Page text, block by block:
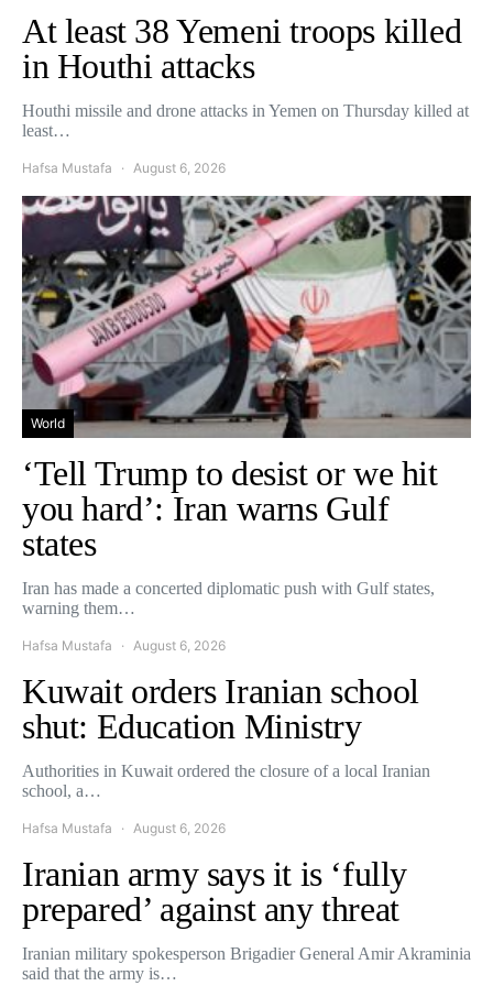
At least 38 Yemeni troops killed
in Houthi attacks
Houthi missile and drone attacks in Yemen on Thursday killed at
least…
Hafsa Mustafa August 6, 2026
World
‘Tell Trump to desist or we hit
you hard’: Iran warns Gulf
states
Iran has made a concerted diplomatic push with Gulf states,
warning them…
Hafsa Mustafa August 6, 2026
Kuwait orders Iranian school
shut: Education Ministry
Authorities in Kuwait ordered the closure of a local Iranian
school, a…
Hafsa Mustafa August 6, 2026
Iranian army says it is ‘fully
prepared’ against any threat
Iranian military spokesperson Brigadier General Amir Akraminia
said that the army is…